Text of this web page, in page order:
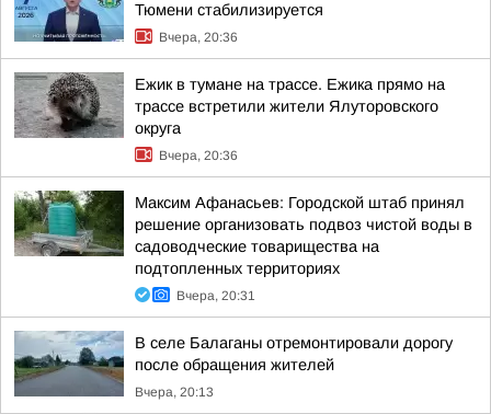
Тюмени стабилизируется
Вчера, 20:36
Ежик в тумане на трассе. Ежика прямо на
трассе встретили жители Ялуторовского
округа
Вчера, 20:36
Максим Афанасьев: Городской штаб принял
решение организовать подвоз чистой воды в
садоводческие товарищества на
подтопленных территориях
Вчера, 20:31
В селе Балаганы отремонтировали дорогу
после обращения жителей
Вчера, 20:13